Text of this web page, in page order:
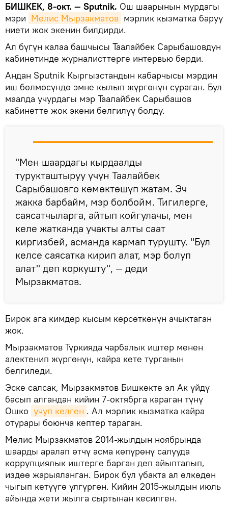
БИШКЕК, 8-окт. — Sputnik. Ош шаарынын мурдагы
мэри Мелис Мырзакматов мэрлик кызматка баруу
ниети жок экенин билдирди.
Ал бүгүн калаа башчысы Таалайбек Сарыбашовдун
кабинетинде журналисттерге интервью берди.
Андан Sputnik Кыргызстандын кабарчысы мэрдин
иш бөлмөсүндө эмне кылып жүргөнүн сураган. Бул
маалда учурдагы мэр Таалайбек Сарыбашов
кабинетте жок экени белгилүү болду.
"Мен шаардагы кырдаалды
турукташтыруу үчүн Таалайбек
Сарыбашовго көмөктөшүп жатам. Эч
жакка барбайм, мэр болбойм. Тигилерге,
саясатчыларга, айтып койгулачы, мен
келе жатканда учакты алты саат
киргизбей, асманда кармап турушту. "Бул
келсе саясатка кирип алат, мэр болуп
алат" деп коркушту", — деди
Мырзакматов.
Бирок ага кимдер кысым көрсөткөнүн ачыктаган
жок.
Мырзакматов Түркияда чарбалык иштер менен
алектенип жүргөнүн, кайра кете турганын
белгиледи.
Эске салсак, Мырзакматов Бишкекте эл Ак үйдү
басып алгандан кийин 7-октябрга караган түнү
Ошко учуп келген . Ал мэрлик кызматка кайра
отурары боюнча кептер тараган.
Мелис Мырзакматов 2014-жылдын ноябрында
шаарды аралап өтчү асма көпүрөнү салууда
коррупциялык иштерге барган деп айыпталып,
издөө жарыяланган. Бирок бул убакта ал өлкөдөн
чыгып кетүүгө үлгүргөн. Кийин 2015-жылдын июль
айында жети жылга сыртынан кесилген.